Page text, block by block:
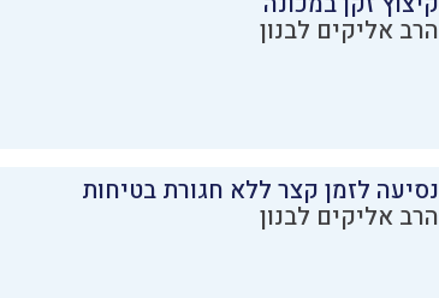
הרב אליקים לבנון
נסיעה לזמן קצר ללא חגורת בטיחות
הרב אליקים לבנון